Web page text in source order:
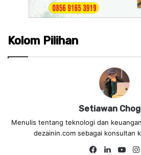
Kolom Pilihan
Setiawan
Menulis tentang teknologi dan
dezainin.com sebagai konsultan
Fa Lin Yo